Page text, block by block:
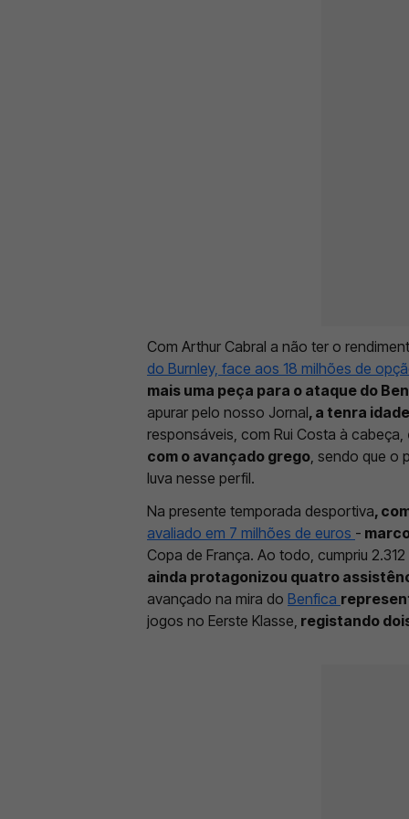
Com Arthur Cabral a não ter o
do Burnley, face aos 18 milhões de
mais uma peça para o ataque do
apurar pelo nosso Jornal, a tenra
responsáveis, com Rui Costa à cabeça,
com o avançado grego , sendo que
luva nesse perfil.
Na presente temporada desportiva,
avaliado em 7 milhões de euros -
Copa de França. Ao todo, cumpriu 2.312
ainda protagonizou quatro
avançado na mira do Benfica
jogos no Eerste Klasse, registando